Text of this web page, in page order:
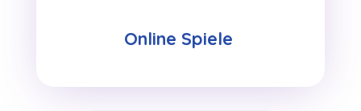
Online Spiele